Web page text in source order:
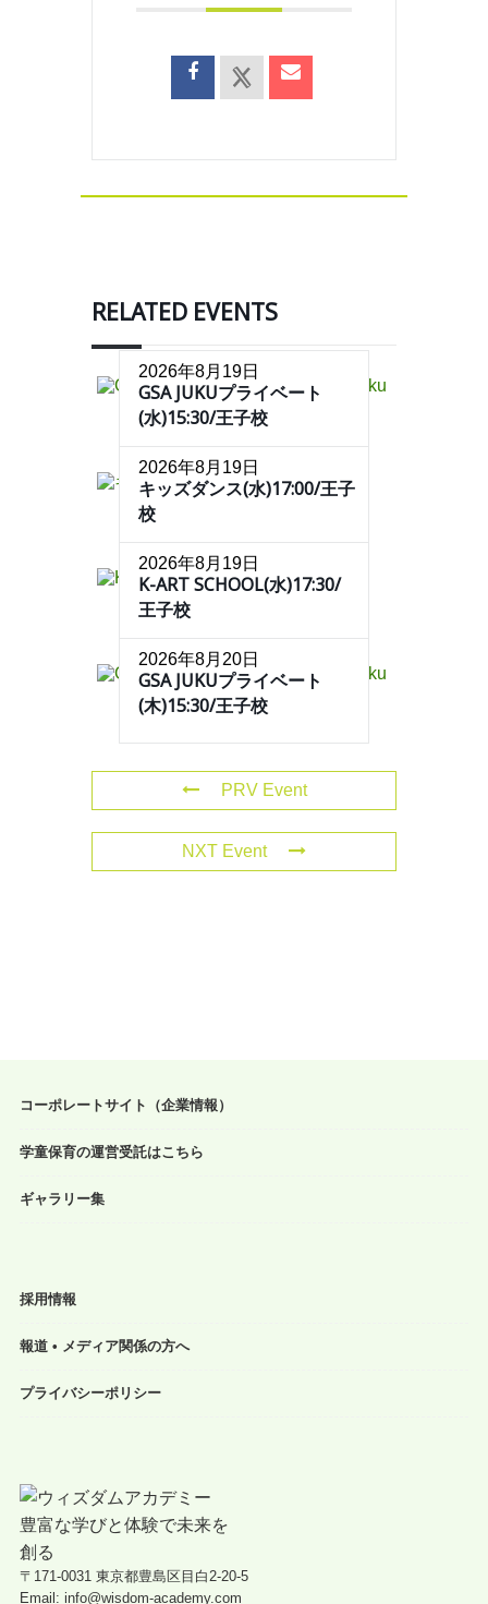
RELATED EVENTS
2026年8月19日
GSA JUKUプライベート
(水)15:30/王子校
2026年8月19日
キッズダンス(水)17:00/王子
校
2026年8月19日
K-ART SCHOOL(水)17:30/
王子校
2026年8月20日
GSA JUKUプライベート
(木)15:30/王子校
PRV Event
NXT Event
コーポレートサイト（企業情報）
学童保育の運営受託はこちら
ギャラリー集
採用情報
報道 • メディア関係の方へ
プライバシーポリシー
〒171-0031 東京都豊島区目白2-20-5
Email: info@wisdom-academy.com